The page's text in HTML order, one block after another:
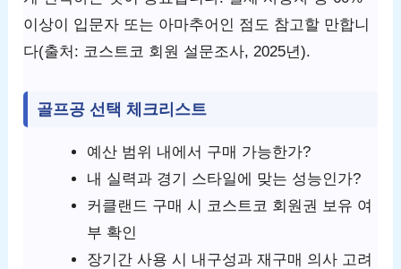
이상이 입문자 또는 아마추어인 점도 참고할 만합니
다(출처: 코스트코 회원 설문조사, 2025년).
골프공 선택 체크리스트
예산 범위 내에서 구매 가능한가?
내 실력과 경기 스타일에 맞는 성능인가?
커클랜드 구매 시 코스트코 회원권 보유 여
부 확인
장기간 사용 시 내구성과 재구매 의사 고려